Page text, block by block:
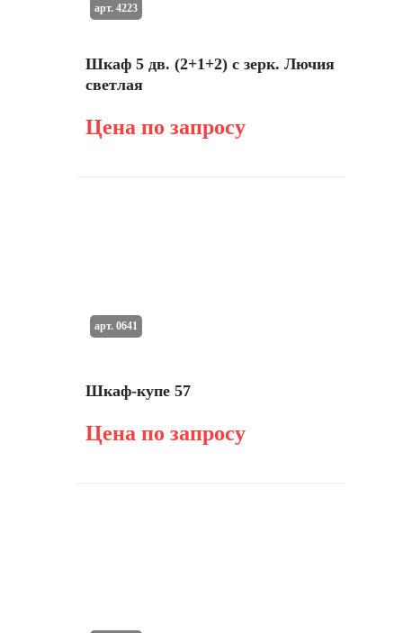
Шкаф 5 дв. (2+1+2) с зерк. Лючия
светлая
Цена по запросу
арт. 4223
Шкаф-купе 57
Цена по запросу
арт. 0641